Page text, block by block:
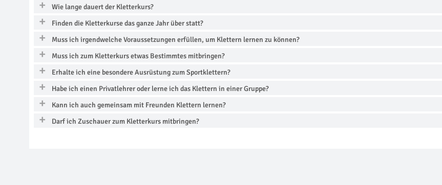
Wie lange dauert der Kletterkurs?
Finden die Kletterkurse das ganze Jahr über statt?
Muss ich irgendwelche Voraussetzungen erfüllen, um Klettern lernen zu können?
Muss ich zum Kletterkurs etwas Bestimmtes mitbringen?
Erhalte ich eine besondere Ausrüstung zum Sportklettern?
Habe ich einen Privatlehrer oder lerne ich das Klettern in einer Gruppe?
Kann ich auch gemeinsam mit Freunden Klettern lernen?
Darf ich Zuschauer zum Kletterkurs mitbringen?